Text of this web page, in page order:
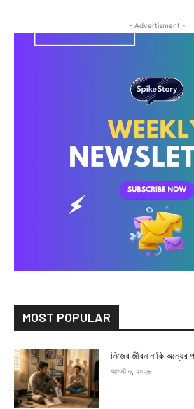
- Advertisment -
MOST POPULAR
নিজের জীবন নাকি অন্যের
আগস্ট ৬, ২০২৬